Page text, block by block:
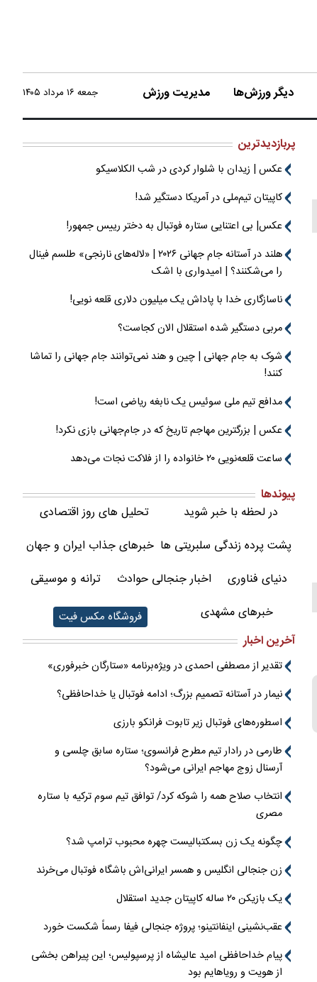
دیگر ورزش‌ها مدیریت ورزش جمعه ۱۶ مرداد ۱۴۰۵
پربازدیدترین
عکس | زیدان با شلوار کردی در شب الکلاسیکو
کاپیتان تیم‌ملی در آمریکا دستگیر شد!
عکس| بی اعتنایی ستاره فوتبال به دختر رییس جمهور!
هلند در آستانه جام جهانی ۲۰۲۶ | «لاله‌های نارنجی» طلسم فینال
را می‌شکنند؟ | امیدواری با اشک
ناسازگاری خدا با پاداش یک میلیون دلاری قلعه نویی!
مربی دستگیر شده استقلال الان کجاست؟
شوک به جام جهانی | چین و هند نمی‌توانند جام جهانی را تماشا
کنند!
مدافع تیم ملی سوئیس یک نابغه ریاضی است!
عکس | بزرگترین مهاجم تاریخ که در جام‌جهانی بازی نکرد!
ساعت قلعه‌نویی ۲۰ خانواده را از فلاکت نجات می‌دهد
پیوندها
در لحظه با خبر شوید
تحلیل های روز اقتصادی
پشت پرده زندگی سلبریتی ها خبرهای جذاب ایران و جهان
دنیای فناوری
اخبار جنجالی حوادث
ترانه و موسیقی
خبرهای مشهدی
فروشگاه مکس فیت
آخرین اخبار
تقدیر از مصطفی احمدی در ویژه‌برنامه «ستارگان خبرفوری»
نیمار در آستانه تصمیم بزرگ؛ ادامه فوتبال یا خداحافظی؟
اسطوره‌های فوتبال زیر تابوت فرانکو بارزی
طارمی در رادار تیم مطرح فرانسوی؛ ستاره سابق چلسی و
آرسنال زوج مهاجم ایرانی می‌شود؟
انتخاب صلاح همه را شوکه کرد/ توافق تیم سوم ترکیه با ستاره
مصری
چگونه یک زن بسکتبالیست چهره محبوب ترامپ شد؟
زن جنجالی انگلیس و همسر ایرانی‌اش باشگاه فوتبال می‌خرند
یک بازیکن ۲۰ ساله کاپیتان جدید استقلال
عقب‌نشینی اینفانتینو؛ پروژه جنجالی فیفا رسماً شکست خورد
پیام خداحافظی امید عالیشاه از پرسپولیس؛ این پیراهن بخشی
از هویت و رویاهایم بود